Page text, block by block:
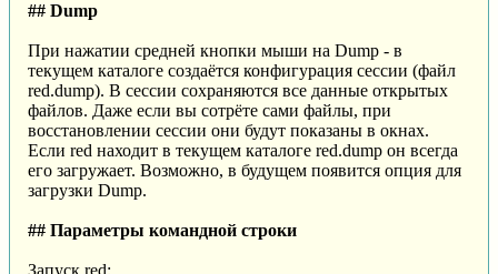
## Dump
При нажатии средней кнопки мыши на Dump - в
текущем каталоге создаётся конфигурация сессии (файл
red.dump). В сессии сохраняются все данные открытых
файлов. Даже если вы сотрёте сами файлы, при
восстановлении сессии они будут показаны в окнах.
Если red находит в текущем каталоге red.dump он всегда
его загружает. Возможно, в будущем появится опция для
загрузки Dump.
## Параметры командной строки
Запуск red: